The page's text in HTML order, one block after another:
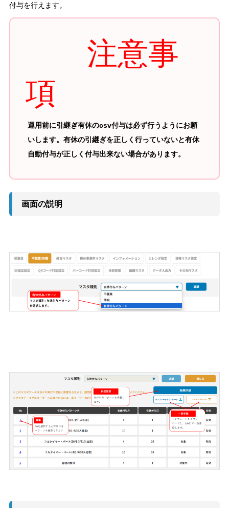
付与を行えます。
注意事
項
運用前に引継ぎ有休のcsv付与は必ず行うようにお願
いします。有休の引継ぎを正しく行っていないと有休
自動付与が正しく付与出来ない場合があります。
画面の説明